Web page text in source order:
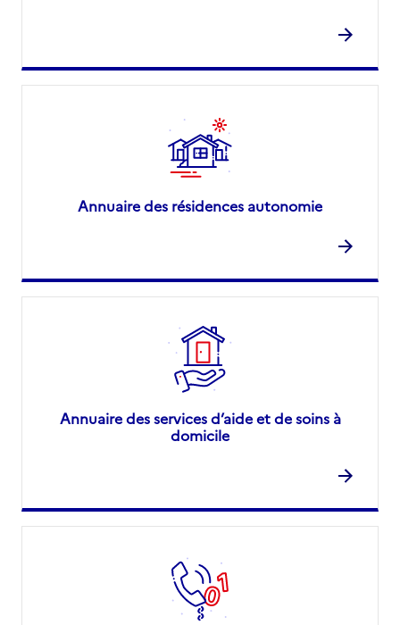
Annuaire des résidences autonomie
Annuaire des services d’aide et de soins à
domicile